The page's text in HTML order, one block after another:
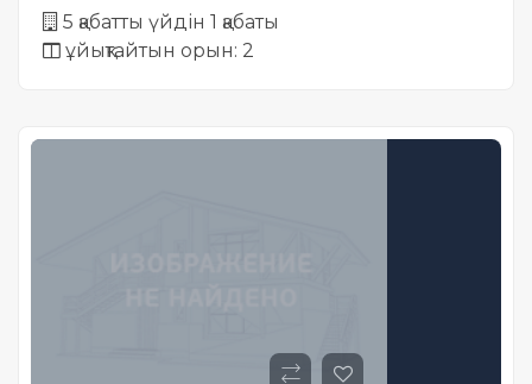
5 қабатты үйдін 1 қабаты
ұйықтайтын орын: 2